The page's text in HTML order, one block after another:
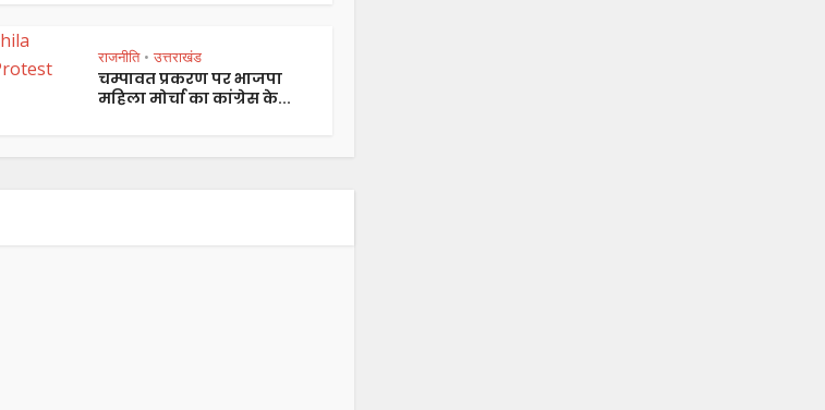
राजनीति • उत्तराखंड
चम्पावत प्रकरण पर भाजपा
महिला मोर्चा का कांग्रेस के...